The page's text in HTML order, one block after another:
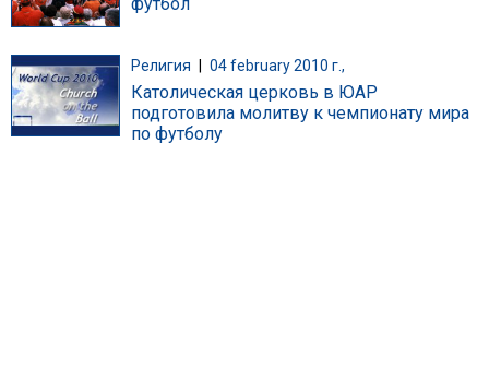
Религия 04 february 2010 г.,
Католическая церковь в ЮАР
подготовила молитву к чемпионату мира
по футболу